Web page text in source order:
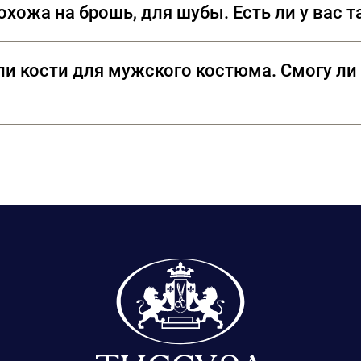
тоже является неотъемлемой частью
на брошь, для шубы. Есть ли у вас
кости для мужского костюма. Смогу ли